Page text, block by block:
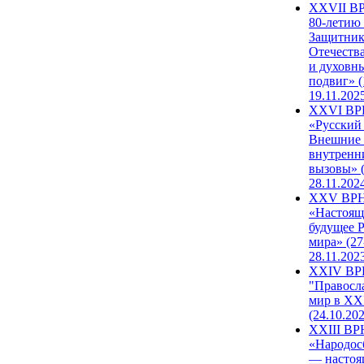
ХХVII
80-
и
подвиг»
XXVI
Внешние
вызовы»
XXV
будущее
мира»
XXIV
мир в
XXIII
—